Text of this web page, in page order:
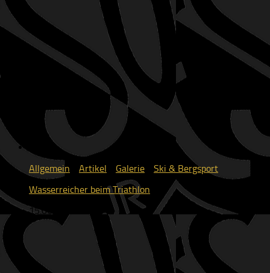
Allgemein Artikel Galerie
Ski & Bergsport
Wasserreicher beim Triathlon
15.06.2026